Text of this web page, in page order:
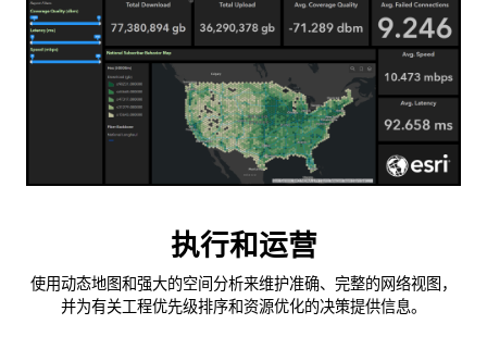
执行和运营
使用动态地图和强大的空间分析来维护准确、完整的网络视图，
并为有关工程优先级排序和资源优化的决策提供信息。